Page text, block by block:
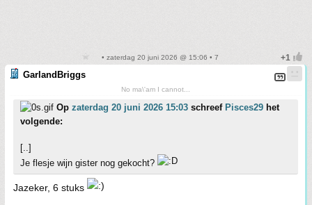
• zaterdag 20 juni 2026 @ 15:06 • 7
GarlandBriggs
No ma\'am I cannot...
Op zaterdag 20 juni 2026 15:03 schreef Pisces29 het
volgende:
[..]
Je flesje wijn gister nog gekocht?
Jazeker, 6 stuks